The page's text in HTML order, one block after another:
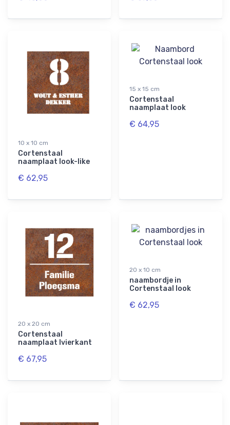
10 x 10 cm
Cortenstaal
naamplaat look-like
€ 62,95
15 x 15 cm
Cortenstaal
naamplaat look
€ 64,95
20 x 20 cm
Cortenstaal
naamplaat lvierkant
€ 67,95
20 x 10 cm
naambordje in
Cortenstaal look
€ 62,95